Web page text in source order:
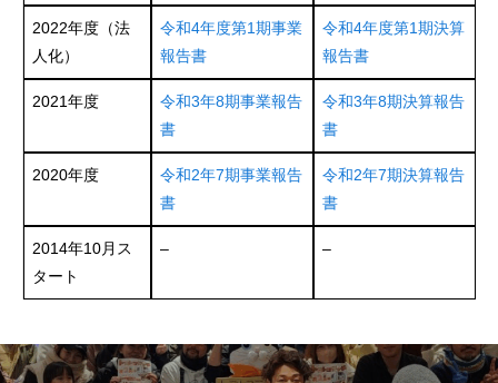
2022年度（法
人化）
令和4年度第1期事業
報告書
令和4年度第1期決算
報告書
2021年度
令和3年8期事業報告
書
令和3年8期決算報告
書
2020年度
令和2年7期事業報告
書
令和2年7期決算報告
書
2014年10月ス
タート
– –